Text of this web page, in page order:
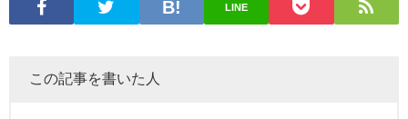
LINE
この記事を書いた人